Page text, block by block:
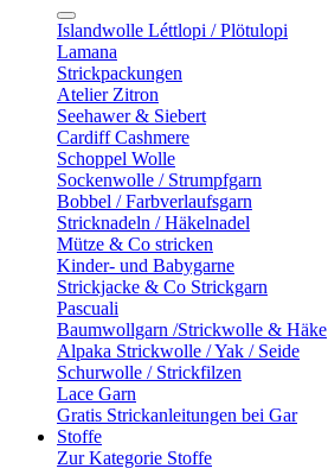
Islandwolle Léttlopi / Plötulopi
Lamana
Strickpackungen
Atelier Zitron
Seehawer & Siebert
Cardiff Cashmere
Schoppel Wolle
Sockenwolle / Strumpfgarn
Bobbel / Farbverlaufsgarn
Stricknadeln / Häkelnadel
Mütze & Co stricken
Kinder- und Babygarne
Strickjacke & Co Strickgarn
Pascuali
Baumwollgarn /Strickwolle & Häke
Alpaka Strickwolle / Yak / Seide
Schurwolle / Strickfilzen
Lace Garn
Gratis Strickanleitungen bei Gar
Stoffe
Zur Kategorie Stoffe